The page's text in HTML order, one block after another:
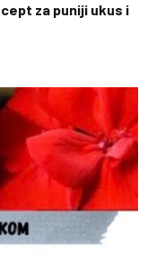
za puniji ukus i